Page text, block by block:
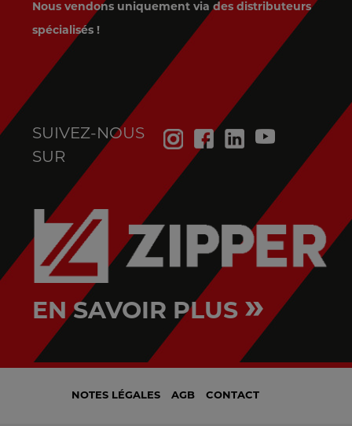
Nous vendons uniquement via des distributeurs
spécialisés !
SUIVEZ-NOUS
SUR
EN SAVOIR PLUS »
NOTES LÉGALES AGB CONTACT